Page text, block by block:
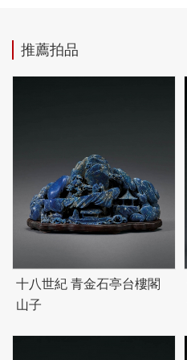
推薦拍品
十八世紀 青金石亭台樓閣
山子